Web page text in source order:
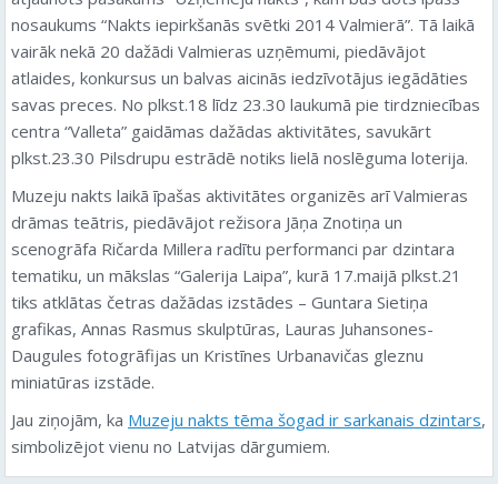
nosaukums “Nakts iepirkšanās svētki 2014 Valmierā”. Tā laikā
vairāk nekā 20 dažādi Valmieras uzņēmumi, piedāvājot
atlaides, konkursus un balvas aicinās iedzīvotājus iegādāties
savas preces. No plkst.18 līdz 23.30 laukumā pie tirdzniecības
centra “Valleta” gaidāmas dažādas aktivitātes, savukārt
plkst.23.30 Pilsdrupu estrādē notiks lielā noslēguma loterija.
Muzeju nakts laikā īpašas aktivitātes organizēs arī Valmieras
drāmas teātris, piedāvājot režisora Jāņa Znotiņa un
scenogrāfa Ričarda Millera radītu performanci par dzintara
tematiku, un mākslas “Galerija Laipa”, kurā 17.maijā plkst.21
tiks atklātas četras dažādas izstādes – Guntara Sietiņa
grafikas, Annas Rasmus skulptūras, Lauras Juhansones-
Daugules fotogrāfijas un Kristīnes Urbanavičas gleznu
miniatūras izstāde.
Jau ziņojām, ka Muzeju nakts tēma šogad ir sarkanais dzintars,
simbolizējot vienu no Latvijas dārgumiem.